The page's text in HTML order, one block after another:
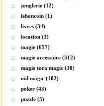
jonglerie (12)
leboncoin (1)
livres (34)
location (3)
magie (657)
magie accessoire (312)
magie tora magic (30)
oid magic (102)
poker (43)
puzzle (5)